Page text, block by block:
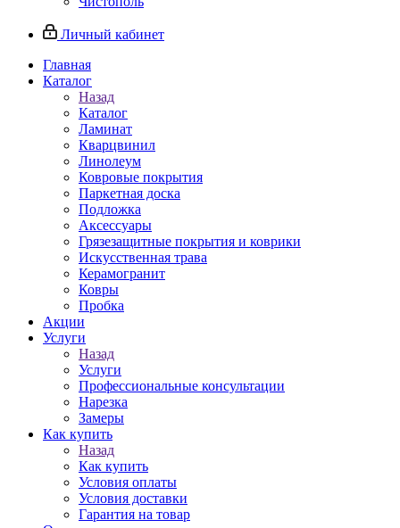
Личный кабинет
Главная
Каталог
Назад
Каталог
Ламинат
Кварцвинил
Линолеум
Ковровые покрытия
Паркетная доска
Подложка
Аксессуары
Грязезащитные покрытия и коврики
Искусственная трава
Керамогранит
Ковры
Пробка
Акции
Услуги
Назад
Услуги
Профессиональные консультации
Нарезка
Замеры
Как купить
Назад
Как купить
Условия оплаты
Условия доставки
Гарантия на товар